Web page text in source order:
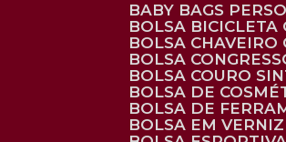
BABY BAGS
BOLSA
BOLSA
BOLSA
BOLSA COURO
BOLSA DE
BOLSA DE
BOLSA EM